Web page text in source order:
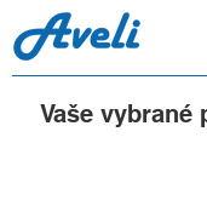
Vaše vybrané